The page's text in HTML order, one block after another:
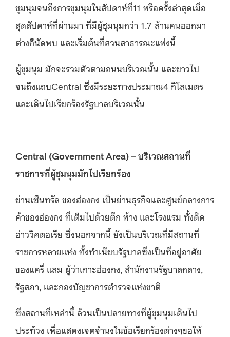
ชุมนุมจนถึงการชุมนุมในสัปดาห์ที่11 หรือครั้งล่าสุดเมื่อ
สุดสัปดาห์ที่ผ่านมา ที่มีผู้ชุมนุมกว่า 1.7 ล้านคนออกมา
ต่างก็นัดพบ และเริ่มต้นที่สวนสาธารณะแห่งนี้
ผู้ชุมนุม มักจะรวมตัวตามถนนบริเวณนั้น และยาวไป
จนถึงแถบCentral ซึ่งมีระยะทางประมาณ4 กิโลเมตร
และเดินไปเรียกร้องรัฐบาลบริเวณนั้น
Central (Government Area) – บริเวณสถานที่
ราชการที่ผู้ชุมนุมมักไปเรียกร้อง
ย่านเซ็นทรัล ของฮ่องกง เป็นย่านธุรกิจและศูนย์กลางการ
ค้าของฮ่องกง ที่เต็มไปด้วยตึก ห้าง และโรงแรม ทั้งดิด
อ่าววิคตอเรีย ซึ่งนอกจากนี้ ยังเป็นบริเวณที่มีสถานที่
ราชการหลายแห่ง ทั้งทำเนียบรัฐบาลซึ่งเป็นที่อยู่อาศัย
ของแครี่ แลม ผู้ว่าเกาะฮ่องกง, สำนักงานรัฐบาลกลาง,
รัฐสภา, และกองบัญชาการตำรวจแห่งชาติ
ซึ่งสถานที่เหล่านี้ ล้วนเป็นปลายทางที่ผู้ชุมนุมเดินไป
ประท้วง เพื่อแสดงเจตจำนงในข้อเรียกร้องต่างๆขอให้